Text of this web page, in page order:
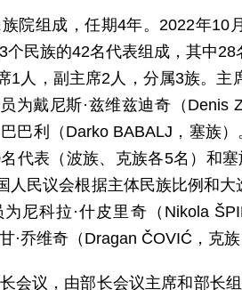
族院组成，任期4年。2022年
民族的42名代表组成，其中
1人，副主席2人，分属3族。
为戴尼斯·兹维兹迪奇（Denis
巴利（Darko BABALJ，塞族
代表（波族、克族各5名）和
人民议会根据主体民族比例和
尼科拉·什皮里奇（Nikola
·乔维奇（Dragan ČOVIĆ，克族
会议，由部长会议主席和部长